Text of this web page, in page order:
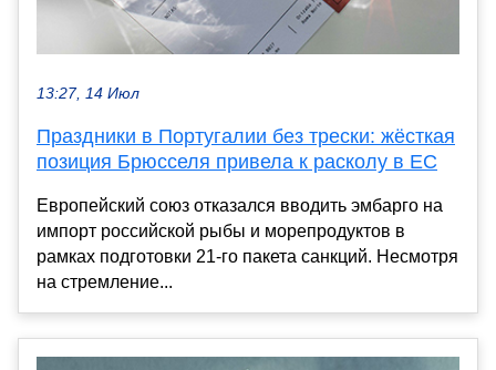
13:27, 14 Июл
Праздники в Португалии без трески: жёсткая
позиция Брюсселя привела к расколу в ЕС
Европейский союз отказался вводить эмбарго на
импорт российской рыбы и морепродуктов в
рамках подготовки 21-го пакета санкций. Несмотря
на стремление...